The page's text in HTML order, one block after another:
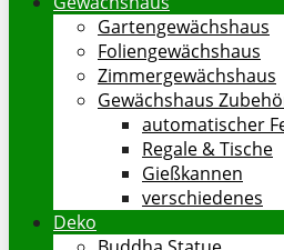
Gartengewächshaus
Foliengewächshaus
Zimmergewächshaus
Gewächshaus
automatischer
Regale & Tische
Gießkannen
verschiedenes
Deko